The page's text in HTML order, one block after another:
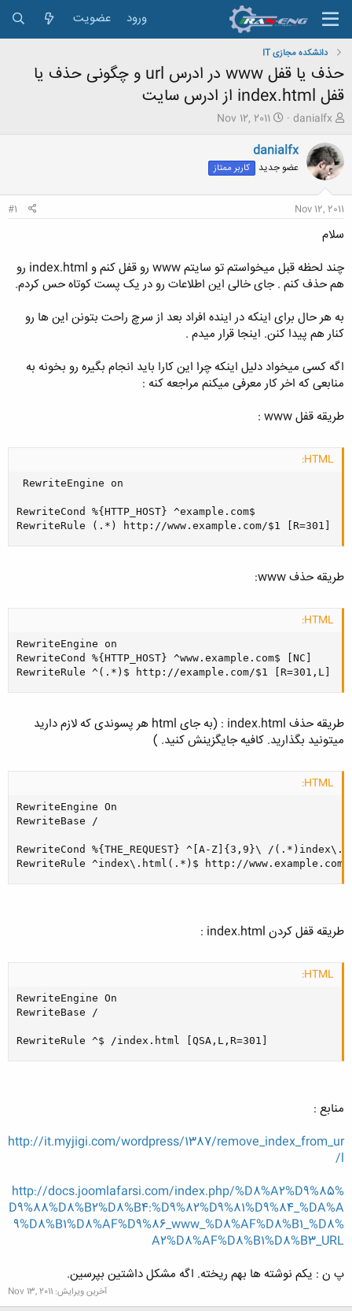
ورود عضویت
دانشکده مجازی IT
حذف یا قفل www در ادرس url و چگونی حذف یا
قفل index.html از ادرس سایت
ش
و
ع
ک
ن
د
ه
ض
و
danialfx
ت
ر
خ
Nov 12, 2011
danialfx
عضو جدید کاربر ممتاز
Nov 12, 2011
#1
سلام
چند لحظه قبل میخواستم تو سایتم www رو قفل کنم و index.html رو
هم حذف کنم . جای خالی این اطلاعات رو در یک پست کوتاه حس کردم.
به هر حال برای اینکه در اینده افراد بعد از سرچ راحت بتونن این ها رو
کنار هم پیدا کنن. اینجا قرار میدم .
اگه کسی میخواد دلیل اینکه چرا این کارا باید انجام بگیره رو بخونه به
منابعی که اخر کار معرفی میکنم مراجعه کنه :
طریقه قفل www :
HTML:
RewriteEngine on
RewriteCond %{HTTP_HOST} ^example.com$
RewriteRule (.*) http://www.example.com/$1 [R=301]
طریقه حذف www:
HTML:
RewriteEngine on
RewriteCond %{HTTP_HOST} ^www.example.com$ [NC]
RewriteRule ^(.*)$ http://example.com/$1 [R=301,L]
طریقه حذف index.html : (به جای html هر پسوندی که لازم دارید
میتونید بگذارید. کافیه جایگزینش کنید. )
HTML:
RewriteEngine On
RewriteBase /
RewriteCond %{THE_REQUEST} ^[A-Z]{3,9}\ /
RewriteRule ^index\.html(.*)$ http://www.example.com/
طریقه قفل کردن index.html :
HTML:
RewriteEngine On
RewriteBase /
RewriteRule ^$ /index.html [QSA,L,R=301]
منابع :
http://it.myjigi.com/wordpress/1387/remove_index_from_ur
l/
http://docs.joomlafarsi.com/index.php/%D8%A2%D9%85%
D9%88%D8%B2%D8%B4:%D9%82%D9%81%D9%84_%DA%A
9%D8%B1%D8%AF%D9%86_www_%D8%AF%D8%B1_%D8%
A2%D8%AF%D8%B1%D8%B3_URL
پ ن : یکم نوشته ها بهم ریخته. اگه مشکل داشتین بپرسین.
آخرین ویرایش: Nov 13, 2011